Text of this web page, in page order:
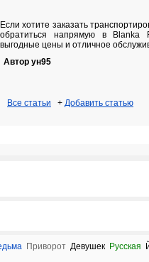
Если хотите заказать
обратиться напрямую в Blanka
выгодные цены и отличное
Автор ун95
Все статьи + Добавить статью
Приворот Девушек Русская